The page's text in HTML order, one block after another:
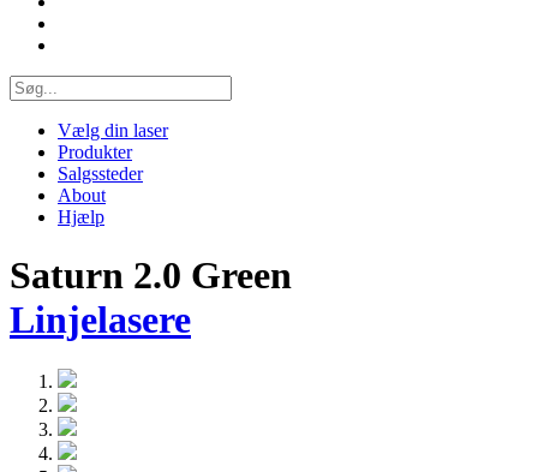
Vælg din laser
Produkter
Salgssteder
About
Hjælp
Saturn 2.0 Green
Linjelasere